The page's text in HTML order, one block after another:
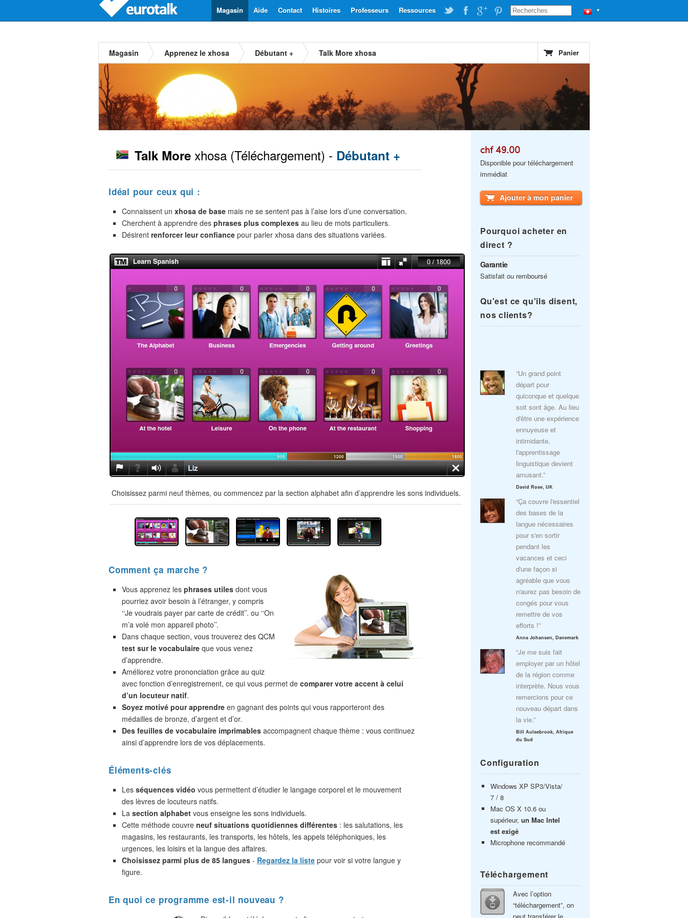
▼
Ressources
Professeurs
Histoires
Contact
Aide
Magasin
Magasin Apprenez le xhosa Débutant + Talk More xhosa Panier
Talk More xhosa (Téléchargement) - Débutant +
Idéal pour ceux qui :
Connaissent un xhosa de base mais ne se sentent pas à l’aise lors d’une conversation.
Cherchent à apprendre des phrases plus complexes au lieu de mots particuliers.
Désirent renforcer leur confiance pour parler xhosa dans des situations variées.
Choisissez parmi neuf thèmes, ou commencez par la section alphabet afin d’apprendre les sons individuels.
Comment ça marche ?
Vous apprenez les phrases utiles dont vous
pourriez avoir besoin à l’étranger, y compris
‘‘Je voudrais payer par carte de crédit’’. ou ‘‘On
m’a volé mon appareil photo’’.
Dans chaque section, vous trouverez des QCM
test sur le vocabulaire que vous venez
d’apprendre.
Améliorez votre prononciation grâce au quiz
avec fonction d’enregistrement, ce qui vous permet de comparer votre accent à celui
d’un locuteur natif.
Soyez motivé pour apprendre en gagnant des points qui vous rapporteront des
médailles de bronze, d’argent et d’or.
Des feuilles de vocabulaire imprimables accompagnent chaque thème : vous continuez
ainsi d’apprendre lors de vos déplacements.
Éléments-clés
Les séquences vidéo vous permettent d’étudier le langage corporel et le mouvement
des lèvres de locuteurs natifs.
La section alphabet vous enseigne les sons individuels.
Cette méthode couvre neuf situations quotidiennes différentes : les salutations, les
magasins, les restaurants, les transports, les hôtels, les appels téléphoniques, les
urgences, les loisirs et la langue des affaires.
Choisissez parmi plus de 85 langues - Regardez la liste pour voir si votre langue y
figure.
En quoi ce programme est-il nouveau ?
chf 49.00
Disponible pour téléchargement
immédiat
Ajouter à mon panier
Pourquoi acheter en
direct ?
Garantie
Satisfait ou remboursé
Qu'est ce qu'ils disent,
nos clients?
“Un grand point
départ pour
quiconque et quelque
soit sont âge. Au lieu
d'être une expérience
ennuyeuse et
intimidante,
l'apprentissage
linguistique devient
amusant.”
David Rose, UK
“Ça couvre l'essentiel
des bases de la
langue nécessaires
pour s'en sortir
pendant les
vacances et ceci
d'une façon si
agréable que vous
n'aurez pas besoin de
congés pour vous
remettre de vos
efforts !”
Anna Johansen, Danemark
“Je me suis fait
employer par un hôtel
de la région comme
interprète. Nous vous
remercions pour ce
nouveau départ dans
la vie.”
Bill Aulsebrook, Afrique
du Sud
Configuration
Windows XP SP3/Vista/
7 / 8
Mac OS X 10.6 ou
supérieur, un Mac Intel
est exigé
Microphone recommandé
Téléchargement
Avec l’option
“téléchargement”, on